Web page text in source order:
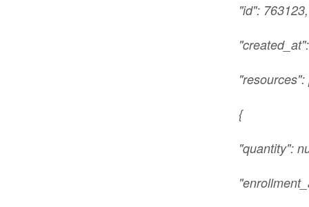
"id": 763123,
"resources":
{
"quantity":